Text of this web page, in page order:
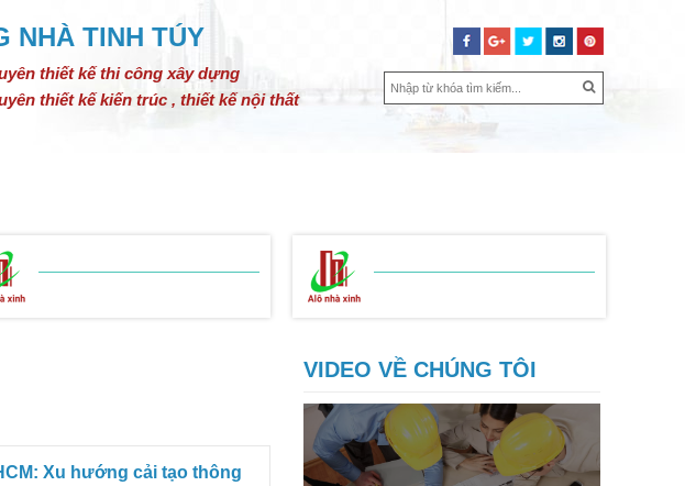
NHÀ TINH TÚY
thiết kế thi công xây dựng
thiết kế kiến trúc , thiết kế nội thất
VIDEO VỀ CHÚNG TÔI
Xu hướng cải tạo thông